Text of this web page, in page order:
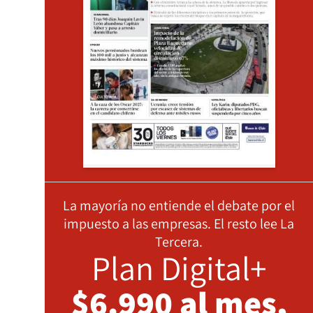
La mayoría no entiende el debate por el
impuesto a las empresas. El resto lee La
Tercera.
Plan Digital+
$6.990 al mes,